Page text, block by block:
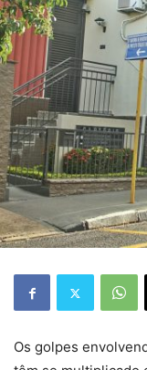
Os golpes